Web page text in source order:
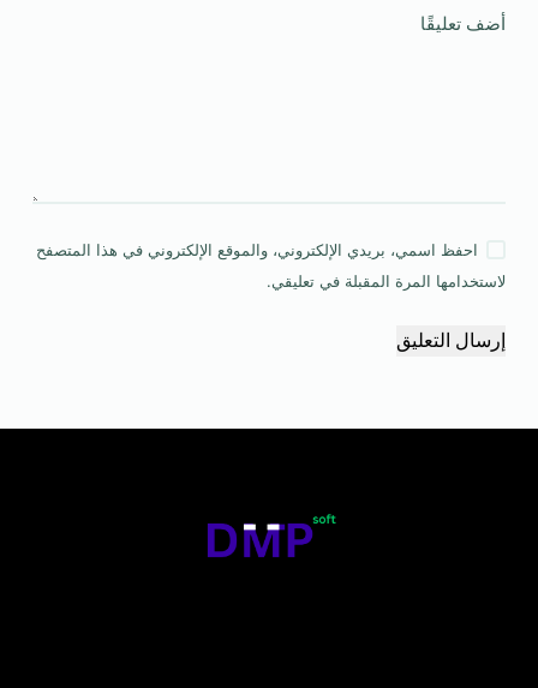
أضف تعليقًا
احفظ اسمي، بريدي الإلكتروني، والموقع الإلكتروني في هذا المتصفح
لاستخدامها المرة المقبلة في تعليقي.
إرسال التعليق